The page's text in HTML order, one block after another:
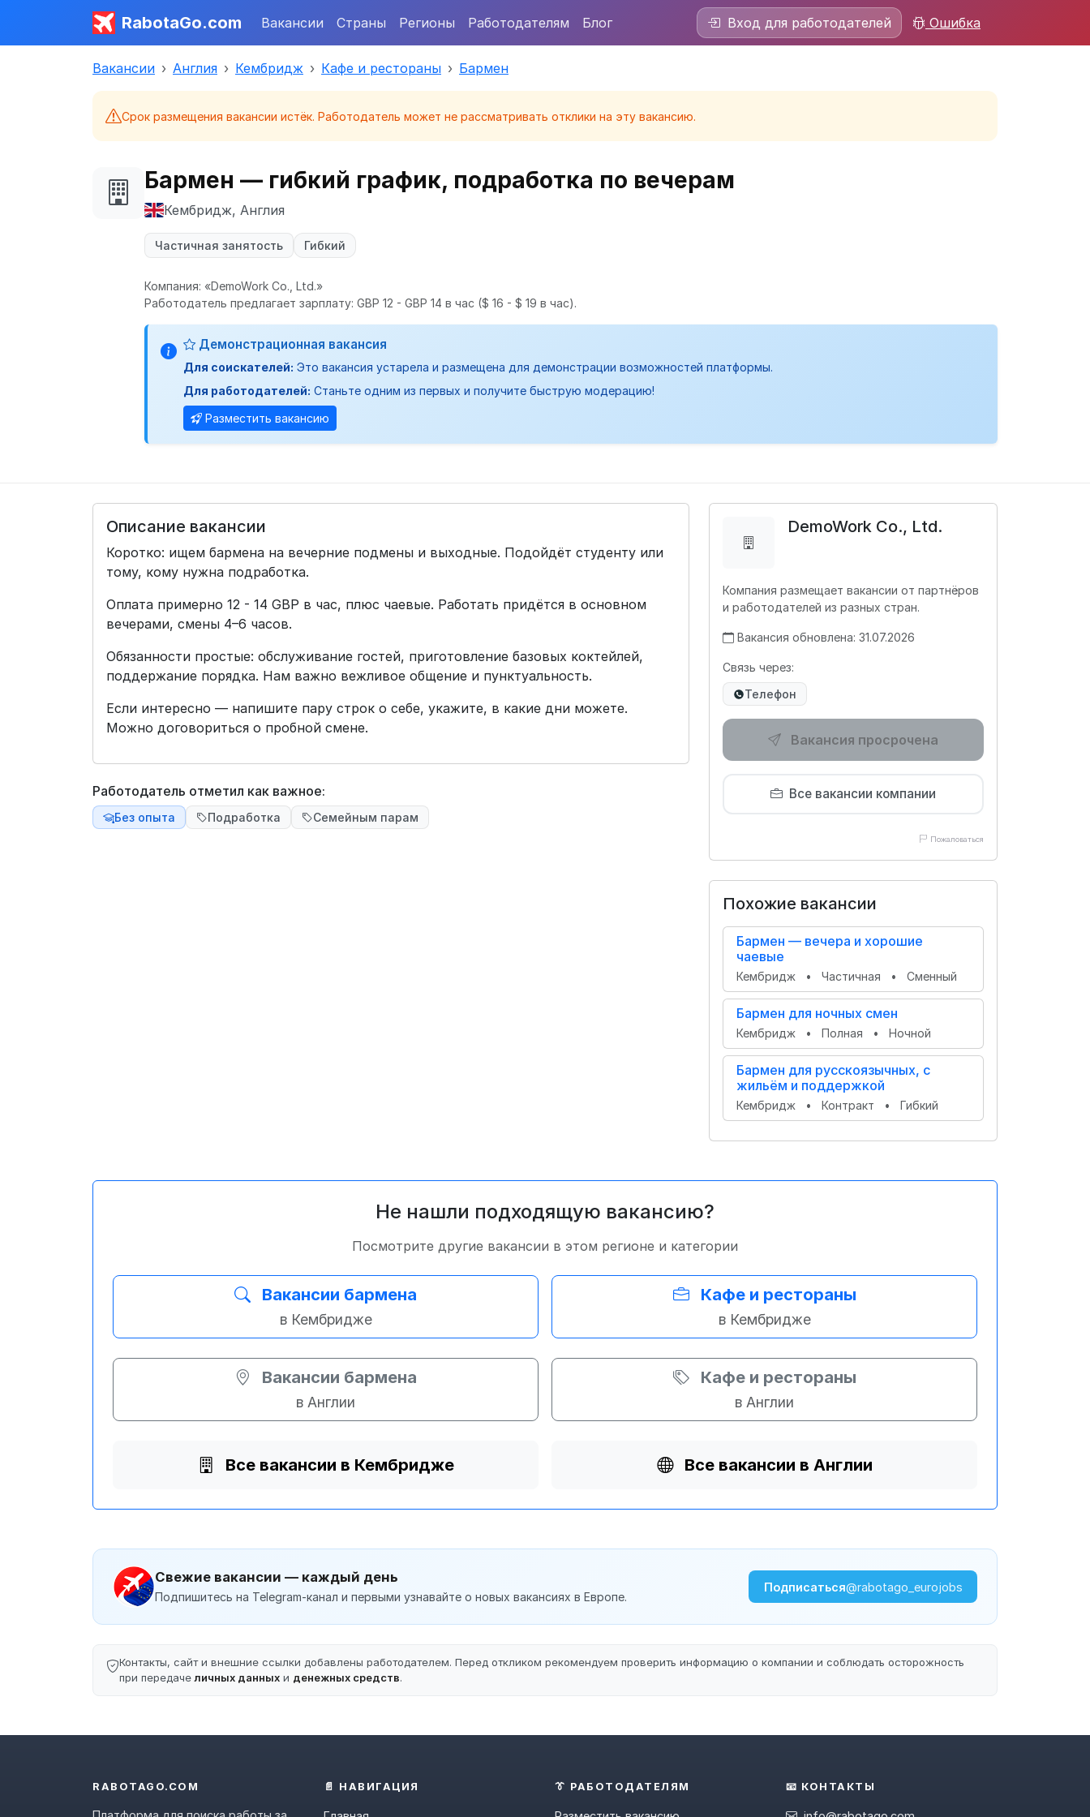
RabotaGo.com Вакансии Страны Регионы Работодателям Блог Вход для работодателей Ошибка
Вакансии Англия Кембридж Кафе и рестораны Бармен
Срок размещения вакансии истёк. Работодатель может не рассматривать отклики на эту вакансию.
Бармен — гибкий график, подработка по вечерам
Кембридж, Англия
Частичная занятость Гибкий
Компания: «DemoWork Co., Ltd.»
Работодатель предлагает зарплату: GBP 12 - GBP 14 в час ($ 16 - $ 19 в час).
Демонстрационная вакансия
Для соискателей: Это вакансия устарела и размещена для демонстрации возможностей платформы.
Для работодателей: Станьте одним из первых и получите быструю модерацию!
Разместить вакансию
Описание вакансии
Коротко: ищем бармена на вечерние подмены и выходные. Подойдёт студенту или
тому, кому нужна подработка.
Оплата примерно 12 - 14 GBP в час, плюс чаевые. Работать придётся в основном
вечерами, смены 4–6 часов.
Обязанности простые: обслуживание гостей, приготовление базовых коктейлей,
поддержание порядка. Нам важно вежливое общение и пунктуальность.
Если интересно — напишите пару строк о себе, укажите, в какие дни можете.
Можно договориться о пробной смене.
Работодатель отметил как важное:
Без опыта Подработка Семейным парам
DemoWork Co., Ltd.
Компания размещает вакансии от партнёров
и работодателей из разных стран.
Вакансия обновлена: 31.07.2026
Связь через:
Телефон
Вакансия просрочена
Все вакансии компании
Пожаловаться
Похожие вакансии
Бармен — вечера и хорошие
чаевые
Кембридж • Частичная • Сменный
Бармен для ночных смен
Кембридж • Полная • Ночной
Бармен для русскоязычных, с
жильём и поддержкой
Кембридж • Контракт • Гибкий
Не нашли подходящую вакансию?
Посмотрите другие вакансии в этом регионе и категории
Вакансии бармена
в Кембридже
Кафе и рестораны
в Кембридже
Вакансии бармена
в Англии
Кафе и рестораны
в Англии
Все вакансии в Кембридже Все вакансии в Англии
Свежие вакансии — каждый день
Подпишитесь на Telegram-канал и первыми узнавайте о новых вакансиях в Европе.
Подписаться@rabotago_eurojobs
Контакты, сайт и внешние ссылки добавлены работодателем. Перед откликом рекомендуем проверить информацию о компании и соблюдать осторожность
при передачеличных данных и денежных средств.
RABOTAGO.COM 📄 НАВИГАЦИЯ 👔 РАБОТОДАТЕЛЯМ 📧 КОНТАКТЫ